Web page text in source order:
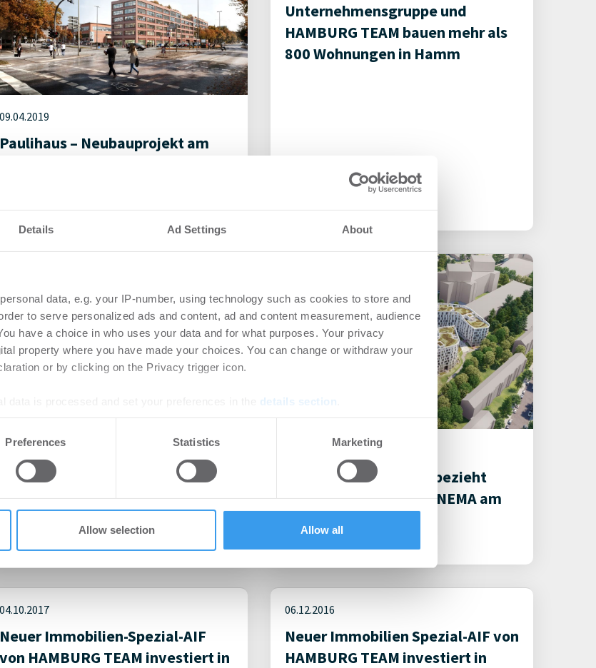
Details Ad Settings About
data, e.g. your IP-number, using technology such as cookies to store and
to serve personalized ads and content, ad and content measurement, audience
have a choice in who uses your data and for what purposes. Your privacy
property where you have made your choices. You can change or withdraw your
or by clicking on the Privacy trigger icon.
details section
and ads, to provide social media features and to analyse our traffic. We also share
them or that they’ve collected from your use of their services.
Preferences Statistics Marketing
Allow selection Allow all
09.04.2019
Paulihaus – Neubauprojekt am
Unternehmensgruppe und
HAMBURG TEAM bauen mehr als
800 Wohnungen in Hamm
HAMBURG TEAM und Otto Wulff
bauen ca. 310 Wohnungen in
Berlin-Charlottenburg
18.10.2018
HAMBURG: Postbank bezieht
rund 14.500 m² im IPANEMA am
04.10.2017
Neuer Immobilien-Spezial-AIF
von HAMBURG TEAM investiert in
06.12.2016
Neuer Immobilien Spezial-AIF von
HAMBURG TEAM investiert in